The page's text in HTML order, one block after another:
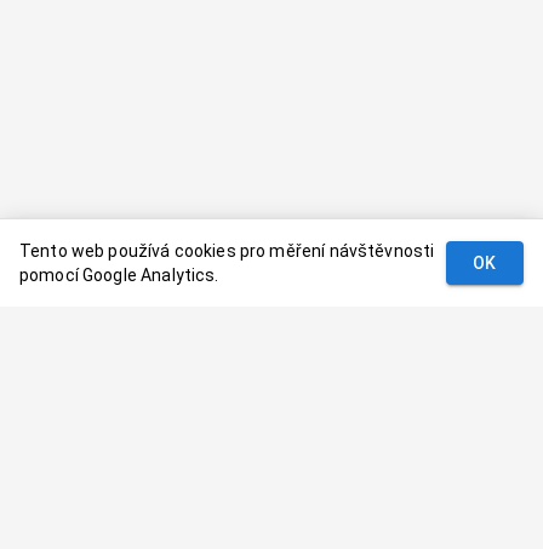
Tento web používá cookies pro měření návštěvnosti
pomocí Google Analytics.
OK